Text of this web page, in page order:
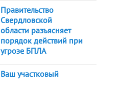
Правительство
Свердловской
области разъясняет
порядок действий при
угрозе БПЛА
Ваш участковый